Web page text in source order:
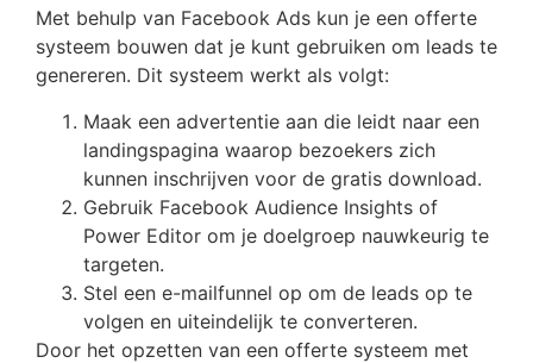
Met behulp van Facebook Ads kun je een offerte
systeem bouwen dat je kunt gebruiken om leads te
genereren. Dit systeem werkt als volgt:
Maak een advertentie aan die leidt naar een
landingspagina waarop bezoekers zich
kunnen inschrijven voor de gratis download.
Gebruik Facebook Audience Insights of
Power Editor om je doelgroep nauwkeurig te
targeten.
Stel een e-mailfunnel op om de leads op te
volgen en uiteindelijk te converteren.
Door het opzetten van een offerte systeem met